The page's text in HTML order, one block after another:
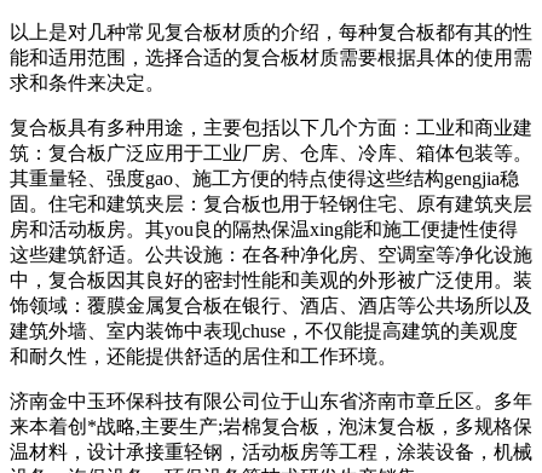
以上是对几种常见复合板材质的介绍，每种复合板都有其的性
能和适用范围，选择合适的复合板材质需要根据具体的使用需
求和条件来决定。
复合板具有多种用途‌，主要包括以下几个方面：‌工业和商业建
筑‌：复合板广泛应用于工业厂房、仓库、冷库、箱体包装等。
其重量轻、强度gao、施工方便的特点使得这些结构gengjia稳
固。‌住宅和建筑夹层‌：复合板也用于轻钢住宅、原有建筑夹层
房和活动板房。其you良的隔热保温xing能和施工便捷性使得
这些建筑舒适‌。‌公共设施‌：在各种净化房、空调室等净化设施
中，复合板因其良好的密封性能和美观的外形被广泛使用‌。‌装
饰领域‌：覆膜金属复合板在银行、酒店、酒店等公共场所以及
建筑外墙、室内装饰中表现chuse，不仅能提高建筑的美观度
和耐久性，还能提供舒适的居住和工作环境‌。
济南金中玉环保科技有限公司位于山东省济南市章丘区。多年
来本着创*战略,主要生产;岩棉复合板，泡沫复合板，多规格保
温材料，设计承接重轻钢，活动板房等工程，涂装设备，机械